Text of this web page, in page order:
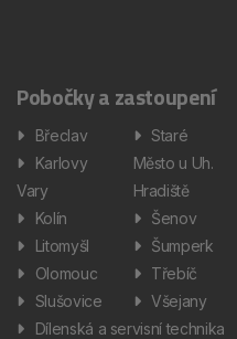
Pobočky a zastoupení
Břeclav
Karlovy
Vary
Kolín
Litomyšl
Olomouc
Slušovice
Staré
Město u Uh.
Hradiště
Šenov
Šumperk
Třebíč
Všejany
Dílenská a servisní technika